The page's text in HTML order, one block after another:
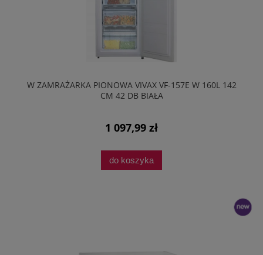
W ZAMRAŻARKA PIONOWA VIVAX VF-157E W 160L 142
CM 42 DB BIAŁA
1 097,99 zł
do koszyka